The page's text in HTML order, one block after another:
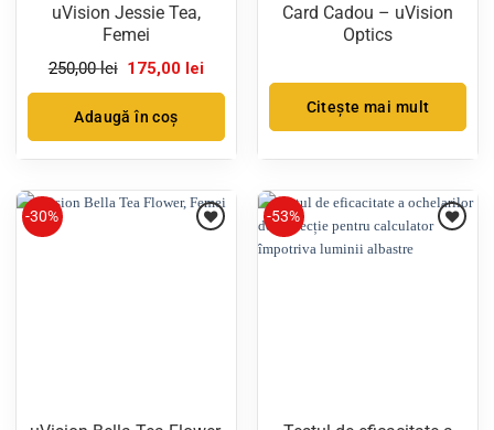
uVision Jessie Tea,
Femei
250,00lei Prețul
inițial
fost:
250,00 lei.
175,00 leiPrețul
este:
Adaugă în coș
Card Cadou – uVision
Optics
Citește mai mult
-30% -53%